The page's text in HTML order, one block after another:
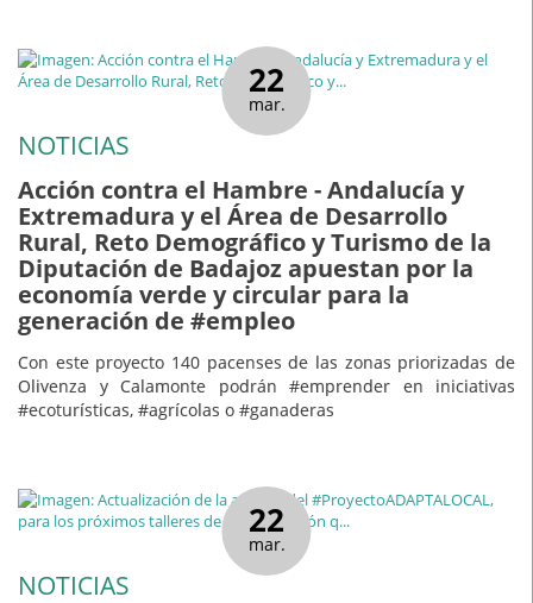
22
mar.
NOTICIAS
Acción contra el Hambre - Andalucía y
Extremadura y el Área de Desarrollo
Rural, Reto Demográfico y Turismo de la
Diputación de Badajoz apuestan por la
economía verde y circular para la
generación de #empleo
Con este proyecto 140 pacenses de las zonas priorizadas de
Olivenza y Calamonte podrán #emprender en iniciativas
#ecoturísticas, #agrícolas o #ganaderas
22
mar.
NOTICIAS